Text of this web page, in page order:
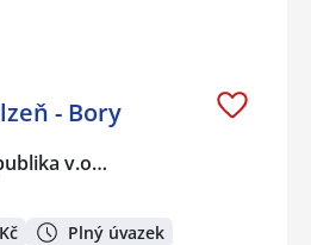
- Bory
v.o…
Plný úvazek